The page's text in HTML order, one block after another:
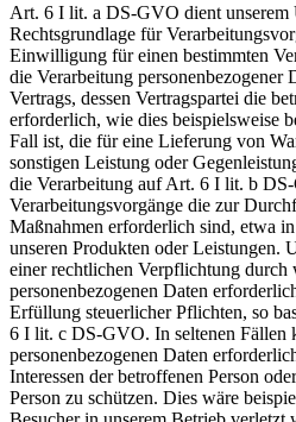
Art. 6 I lit. a DS-GVO dient unserem
Rechtsgrundlage für
Einwilligung für einen bestimmten
die Verarbeitung personenbezogener
Vertrags, dessen Vertragspartei die
erforderlich, wie dies beispielsweise
Fall ist, die für eine Lieferung von
sonstigen Leistung oder
die Verarbeitung auf Art. 6 I lit. b
Verarbeitungsvorgänge die zur
Maßnahmen erforderlich sind, etwa
unseren Produkten oder Leistungen.
einer rechtlichen Verpflichtung durch
personenbezogenen Daten
Erfüllung steuerlicher Pflichten, so
6 I lit. c DS-GVO. In seltenen Fällen
personenbezogenen Daten
Interessen der betroffenen Person
Person zu schützen. Dies wäre